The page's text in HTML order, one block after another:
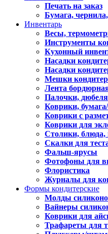
Печать на заказ
Бумага,
Инвентарь
Весы,
Инструменты
Кухонный
Насадки
Насадки
Мешки
Лента
Палочки, дюбеля
Коврики,
Коврики с
Коврики для
Столики, блюда,
Скалки для
Фальш-ярусы
Фотофоны для
Флористика
Журналы для
Формы кондитерские
Молды
Вайнеры
Коврики для
Трафареты для